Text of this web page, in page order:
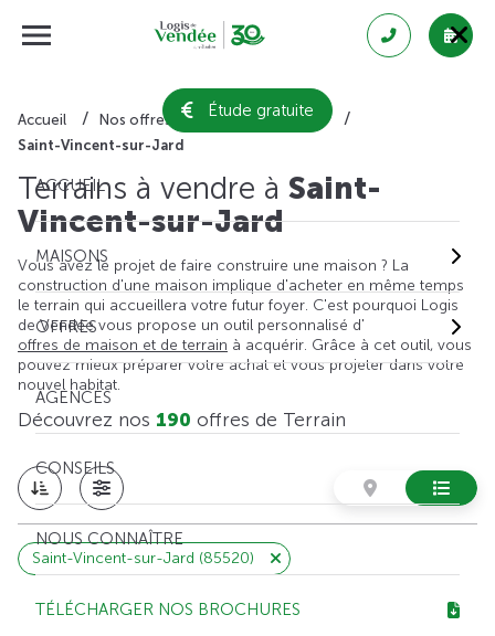
Étude gratuite
ACCUEIL
MAISONS
OFFRES
AGENCES
CONSEILS
NOUS CONNAÎTRE
TÉLÉCHARGER NOS BROCHURES
Accueil Nos offres de terrain
Vendée
Saint-Vincent-sur-Jard
Terrains à vendre à Saint-
Vincent-sur-Jard
Vous avez le projet de faire construire une maison ? La
construction d'une maison implique d'acheter en même temps
le terrain qui accueillera votre futur foyer. C'est pourquoi Logis
de Vendée vous propose un outil personnalisé d'
offres de maison et de terrain à acquérir. Grâce à cet outil, vous
pouvez mieux préparer votre achat et vous projeter dans votre
nouvel habitat.
Découvrez nos 190 offres de Terrain
Saint-Vincent-sur-Jard (85520)